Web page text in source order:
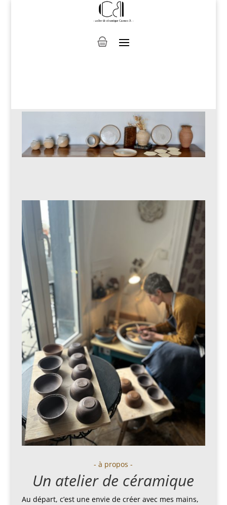
- à propos -
Un atelier de céramique
Au départ, c’est une envie de créer avec mes mains,